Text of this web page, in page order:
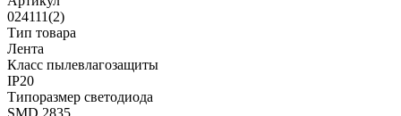
024111(2)
Тип товара
Лента
Класс пылевлагозащиты
IP20
Типоразмер светодиода
SMD 2835